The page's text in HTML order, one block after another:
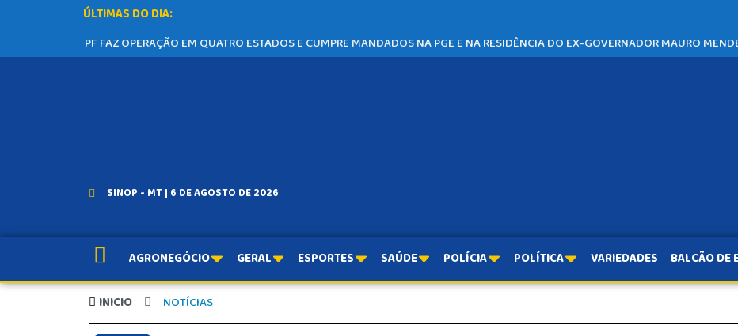
ÚLTIMAS DO DIA:
PF FAZ OPERAÇÃO EM QUATRO ESTADOS E CUMPRE MANDADOS NA PGE E NA RESIDÊNCIA DO EX-GOVERNADOR MAURO
SINOP - MT | 6 DE AGOSTO DE 2026
AGRONEGÓCIO GERAL ESPORTES SAÚDE POLÍCIA POLÍTICA VARIEDADES BALCÃO DE
INICIO NOTÍCIAS